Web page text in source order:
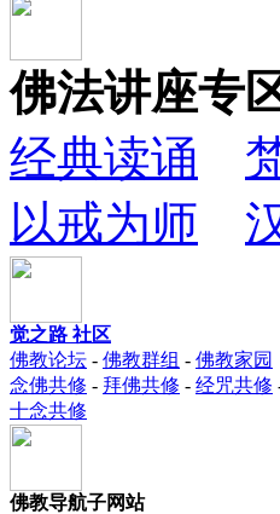
佛法讲座专
经典读诵
以戒为师
觉之路 社区
佛教论坛 - 佛教群组 - 佛教家园
念佛共修 - 拜佛共修 - 经咒共修
十念共修
佛教导航子网站